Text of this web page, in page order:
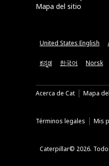
Mapa del sitio
United States English
ಕನ್ನಡ 한국어 Norsk
Acerca de Cat Mapa
Términos legales Mis
Caterpillar© 2026.